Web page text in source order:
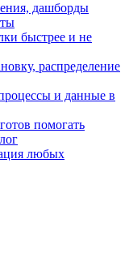
дашборды
быстрее и не
распределение
и данные в
помогать
любых